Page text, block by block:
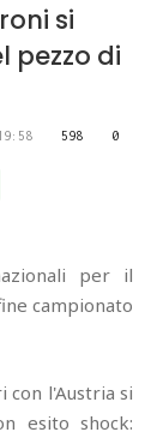
si
pezzo di
598 0
per il
campionato
l'Austria si
esito shock: